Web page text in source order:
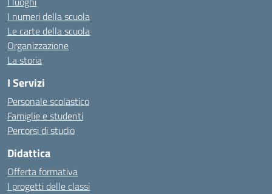
I numeri della scuola
Le carte della scuola
Organizzazione
La storia
I Servizi
Personale scolastico
Famiglie e studenti
Percorsi di studio
Didattica
Offerta formativa
I progetti delle classi